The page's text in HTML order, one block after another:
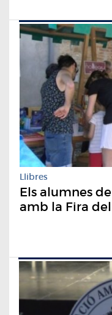
Llibres
Els alumnes
amb la Fira